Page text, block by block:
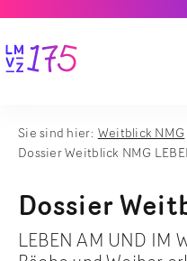
Sie sind hier: Weitblick NMG
Dossier Weitblick NMG
Dossier
LEBEN AM UND IM
Titel,
Stichwort